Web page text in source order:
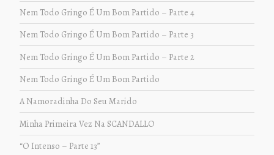
Nem Todo Gringo É Um Bom Partido – Parte 4
Nem Todo Gringo É Um Bom Partido – Parte 3
Nem Todo Gringo É Um Bom Partido – Parte 2
Nem Todo Gringo É Um Bom Partido
A Namoradinha Do Seu Marido
Minha Primeira Vez Na SCANDALLO
“O Intenso – Parte 13”